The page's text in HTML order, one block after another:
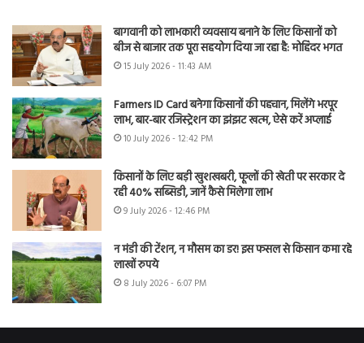
बागवानी को लाभकारी व्यवसाय बनाने के लिए किसानों को
बीज से बाजार तक पूरा सहयोग दिया जा रहा है: मोहिंदर भगत
15 July 2026 - 11:43 AM
Farmers ID Card बनेगा किसानों की पहचान, मिलेंगे भरपूर
लाभ, बार-बार रजिस्ट्रेशन का झंझट खत्म, ऐसे करें अप्लाई
10 July 2026 - 12:42 PM
किसानों के लिए बड़ी खुशखबरी, फूलों की खेती पर सरकार दे
रही 40% सब्सिडी, जानें कैसे मिलेगा लाभ
9 July 2026 - 12:46 PM
न मंडी की टेंशन, न मौसम का डर! इस फसल से किसान कमा रहे
लाखों रुपये
8 July 2026 - 6:07 PM